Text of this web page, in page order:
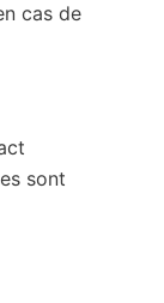
cas de
sont